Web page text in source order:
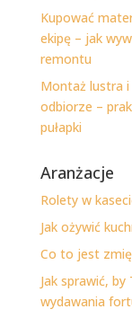
Kupować
ekipę – jak
remontu
Montaż lustra i
odbiorze –
pułapki
Aranżacje
Rolety w
Jak ożywić
Co to jest
Jak sprawić,
wydawania